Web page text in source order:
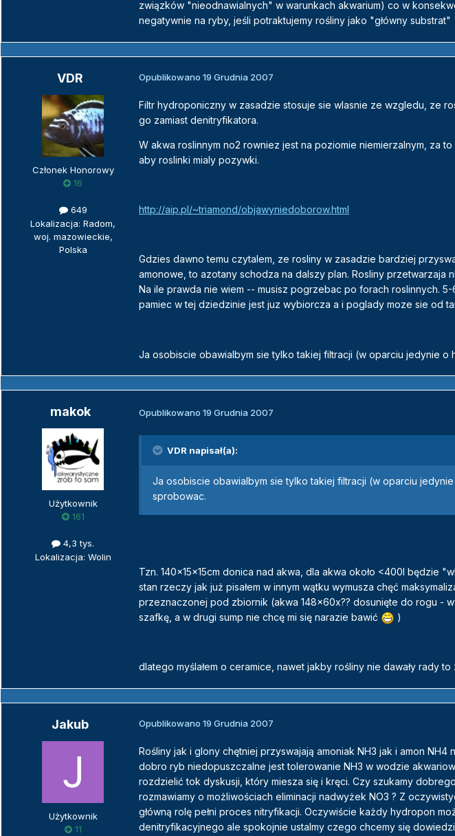
związków "nieodnawialnych" w warunkach akwarium) co w
negatywnie na ryby, jeśli potraktujemy rośliny jako "główny substrat"
VDR
Członek Honorowy
16
649
Lokalizacja: Radom,
woj. mazowieckie,
Polska
Opublikowano 19 Grudnia 2007
Filtr hydroponiczny w zasadzie stosuje sie wlasnie ze wzgledu, ze
go zamiast denitryfikatora.
W akwa roslinnym no2 rowniez jest na poziomie niemierzalnym, za
aby roslinki mialy pozywki.
http://aip.pl/~triamond/objawyniedoborow.html
Gdzies dawno temu czytalem, ze rosliny w zasadzie bardziej
amonowe, to azotany schodza na dalszy plan. Rosliny przetwarzaja
Na ile prawda nie wiem -- musisz pogrzebac po forach roslinnych.
pamiec w tej dziedzinie jest juz wybiorcza a i poglady moze sie od
Ja osobiscie obawialbym sie tylko takiej filtracji (w oparciu jedynie
makok
Użytkownik
161
4,3 tys.
Lokalizacja: Wolin
Opublikowano 19 Grudnia 2007
VDR napisał(a):
Ja osobiscie obawialbym sie tylko takiej filtracji (w oparciu
sprobowac.
Tzn. 140x15x15cm donica nad akwa, dla akwa około <400l będzie
stan rzeczy jak już pisałem w innym wątku wymusza chęć
przeznaczonej pod zbiornik (akwa 148x60x?? dosunięte do rogu -
szafkę, a w drugi sump nie chcę mi się narazie bawić
)
dlatego myślałem o ceramice, nawet jakby rośliny nie dawały rady
Jakub
Użytkownik
11
Opublikowano 19 Grudnia 2007
Rośliny jak i glony chętniej przyswajają amoniak NH3 jak i amon
dobro ryb niedopuszczalne jest tolerowanie NH3 w wodzie
rozdzielić tok dyskusji, który miesza się i kręci. Czy szukamy
rozmawiamy o możliwościach eliminacji nadwyżek NO3 ? Z
główną rolę pełni proces nitryfikacji. Oczywiście każdy hydropon
denitryfikacyjnego ale spokojnie ustalmy czego chcemy się